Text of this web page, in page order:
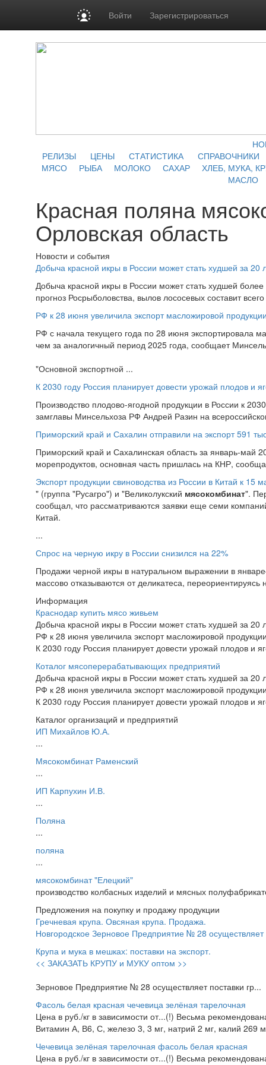
Войти Зарегистрироваться
РЕЛИЗЫ
ЦЕНЫ СТАТИСТИКА
СПРАВОЧНИКИ
МЯСО
РЫБА МОЛОКО САХАР
ХЛЕБ, МУКА,
МАСЛО
Красная поляна
Орловская область
Новости и события
Добыча красной икры в России может стать худшей за 20
Добыча красной икры в России может стать худшей
прогноз Росрыболовства, вылов лососевых составит
РФ к 28 июня увеличила экспорт масложировой
РФ с начала текущего года по 28 июня экспортировала
чем за аналогичный период 2025 года, сообщает
"Основной экспортной ...
К 2030 году Россия планирует довести урожай плодов и
Производство плодово-ягодной продукции в России к
замглавы Минсельхоза РФ Андрей Разин на
Приморский край и Сахалин отправили на экспорт 591
Приморский край и Сахалинская область за январь-май
морепродуктов, основная часть пришлась на КНР,
Экспорт продукции свиноводства из России в Китай к 15
" (группа "Русагро") и "Великолукский мясокомбинат".
сообщал, что рассматриваются заявки еще семи
Китай.
...
Спрос на черную икру в России снизился на 22%
Продажи черной икры в натуральном выражении в
массово отказываются от деликатеса,
Информация
Краснодар купить мясо живьем
Добыча красной икры в России может стать худшей за 20
РФ к 28 июня увеличила экспорт масложировой
К 2030 году Россия планирует довести урожай плодов и
Коталог мясоперерабатывающих предприятий
Добыча красной икры в России может стать худшей за 20
РФ к 28 июня увеличила экспорт масложировой
К 2030 году Россия планирует довести урожай плодов и
Каталог организаций и предприятий
ИП Михайлов Ю.А.
...
Мясокомбинат Раменский
...
ИП Карпухин И.В.
...
Поляна
...
поляна
...
мясокомбинат "Елецкий"
производство колбасных изделий и мясных
Предложения на покупку и продажу продукции
Гречневая крупа. Овсяная крупа. Продажа.
Новгородское Зерновое Предприятие № 28
Крупа и мука в мешках: поставки на экспорт.
<< ЗАКАЗАТЬ КРУПУ и МУКУ оптом >>
Зерновое Предприятие № 28 осуществляет поставки гр...
Фасоль белая красная чечевица зелёная тарелочная
Цена в руб./кг в зависимости от...(!) Весьма
Витамин А, В6, С, железо 3, 3 мг, натрий 2 мг, калий 269
Чечевица зелёная тарелочная фасоль белая красная
Цена в руб./кг в зависимости от...(!) Весьма